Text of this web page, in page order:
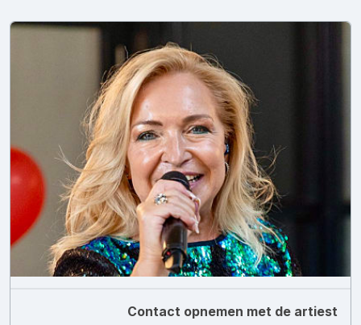
Contact opnemen met de artiest